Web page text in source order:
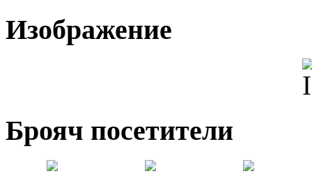
Изображение
Брояч посетители